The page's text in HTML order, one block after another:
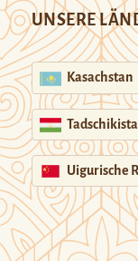
UNSERE
Kasachstan
Uigurische